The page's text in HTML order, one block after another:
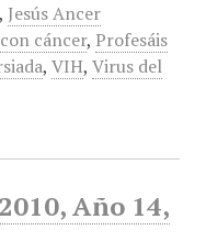
Jesús Ancer
cáncer, Profesáis
, VIH, Virus del
Año 14,